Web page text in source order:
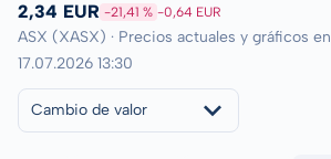
2,34 EUR -21,41 % -0,64 EUR
ASX (XASX) · Precios actuales y gráficos en
17.07.2026 13:30
Cambio de valor